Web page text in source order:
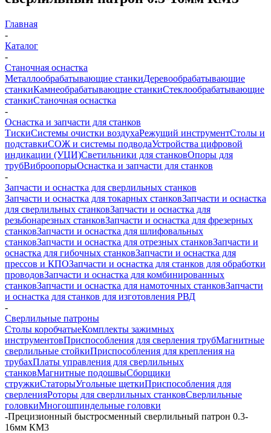
Главная
-
Каталог
-
Станочная оснастка
Металлообрабатывающие станкиДеревообрабатывающие
станкиКамнеобрабатывающие станкиСтеклообрабатывающие
станкиСтаночная оснастка
-
Оснастка и запчасти для станков
ТискиСистемы очистки воздухаРежущий инструментСтолы и
подставкиСОЖ и системы подводаУстройства цифровой
индикации (УЦИ)Светильники для станковОпоры для
трубВиброопорыОснастка и запчасти для станков
-
Запчасти и оснастка для сверлильных станков
Запчасти и оснастка для токарных станковЗапчасти и оснастка
для сверлильных станковЗапчасти и оснастка для
резьбонарезных станковЗапчасти и оснастка для фрезерных
станковЗапчасти и оснастка для шлифовальных
станковЗапчасти и оснастка для отрезных станковЗапчасти и
оснастка для гибочных станковЗапчасти и оснастка для
прессов и КПОЗапчасти и оснастка для станков для обработки
проводовЗапчасти и оснастка для комбинированных
станковЗапчасти и оснастка для намоточных станковЗапчасти
и оснастка для станков для изготовления РВД
-
Сверлильные патроны
Столы коробчатыеКомплекты зажимных
инструментовПриспособления для сверления трубМагнитные
сверлильные стойкиПриспособления для крепления на
трубахПлаты управления для сверлильных
станковМагнитные подошвыСборщики
стружкиСтаторыУгольные щеткиПриспособления для
сверленияРоторы для сверлильных станковСверлильные
головкиМногошпиндельные головки
-Прецизионный быстросменный сверлильный патрон 0.3-
16мм КМ3